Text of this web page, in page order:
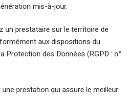
mis-à-jour.
un prestataire sur le territoire de
aux dispositions du
Protection des Données (RGPD : n°
une prestation qui assure le meilleur